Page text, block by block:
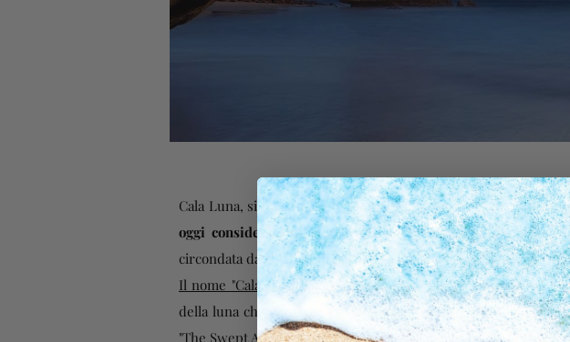
Cala Luna, situata nella costa orientale della Sardegna, è una
oggi considerata una delle più belle spiagge della nostra
circondata da alte falesie di calcare, che creano un paesaggio
Il nome "Cala Luna" significa "baia della luna" in italiano, ed è
della luna che si riflette sull'acqua cristallina durante la notte.
"The Swept Away" di Lina Wertmuller e "Swept Away" di Guy